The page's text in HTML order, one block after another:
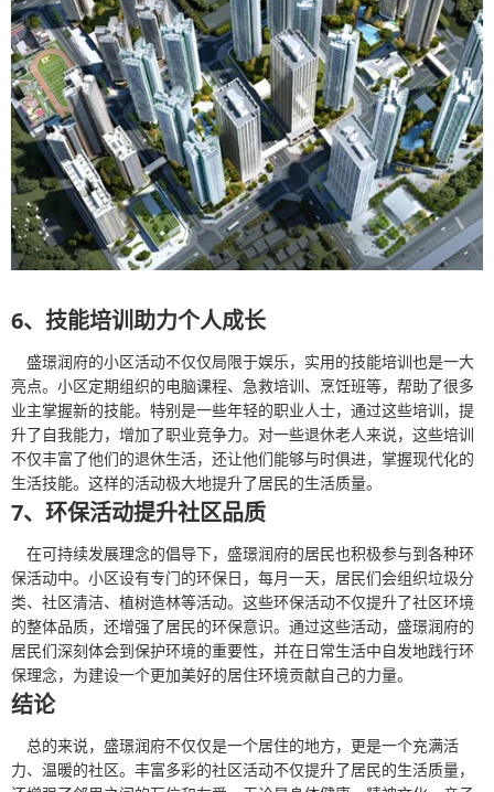
6、技能培训助力个人成长
盛璟润府的小区活动不仅仅局限于娱乐，实用的技能培训也是一大
亮点。小区定期组织的电脑课程、急救培训、烹饪班等，帮助了很多
业主掌握新的技能。特别是一些年轻的职业人士，通过这些培训，提
升了自我能力，增加了职业竞争力。对一些退休老人来说，这些培训
不仅丰富了他们的退休生活，还让他们能够与时俱进，掌握现代化的
生活技能。这样的活动极大地提升了居民的生活质量。
7、环保活动提升社区品质
在可持续发展理念的倡导下，盛璟润府的居民也积极参与到各种环
保活动中。小区设有专门的环保日，每月一天，居民们会组织垃圾分
类、社区清洁、植树造林等活动。这些环保活动不仅提升了社区环境
的整体品质，还增强了居民的环保意识。通过这些活动，盛璟润府的
居民们深刻体会到保护环境的重要性，并在日常生活中自发地践行环
保理念，为建设一个更加美好的居住环境贡献自己的力量。
结论
总的来说，盛璟润府不仅仅是一个居住的地方，更是一个充满活
力、温暖的社区。丰富多彩的社区活动不仅提升了居民的生活质量，